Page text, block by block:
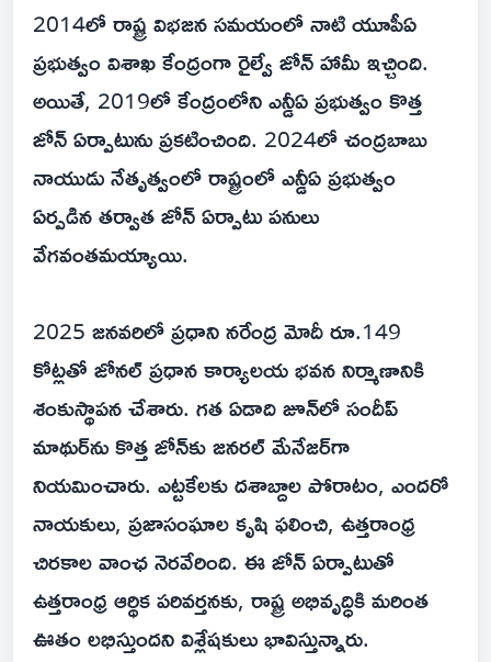
2014లో రాష్ట్ర విభజన సమయంలో నాటి యూపీఏ
ప్రభుత్వం విశాఖ కేంద్రంగా రైల్వే జోన్ హామీ ఇచ్చింది.
అయితే, 2019లో కేంద్రంలోని ఎన్డీఏ ప్రభుత్వం కొత్త
జోన్ ఏర్పాటును ప్రకటించింది. 2024లో చంద్రబాబు
నాయుడు నేతృత్వంలో రాష్ట్రంలో ఎన్డీఏ ప్రభుత్వం
ఏర్పడిన తర్వాత జోన్ ఏర్పాటు పనులు
వేగవంతమయ్యాయి.
2025 జనవరిలో ప్రధాని నరేంద్ర మోదీ రూ.149
కోట్లతో జోనల్ ప్రధాన కార్యాలయ భవన నిర్మాణానికి
శంకుస్థాపన చేశారు. గత ఏడాది జూన్‌లో సందీప్
మాథుర్‌ను కొత్త జోన్‌కు జనరల్ మేనేజర్‌గా
నియమించారు. ఎట్టకేలకు దశాబ్దాల పోరాటం, ఎందరో
నాయకులు, ప్రజాసంఘాల కృషి ఫలించి, ఉత్తరాంధ్ర
చిరకాల వాంఛ నెరవేరింది. ఈ జోన్ ఏర్పాటుతో
ఉత్తరాంధ్ర ఆర్థిక పరివర్తనకు, రాష్ట్ర అభివృద్ధికి మరింత
ఊతం లభిస్తుందని విశ్లేషకులు భావిస్తున్నారు.